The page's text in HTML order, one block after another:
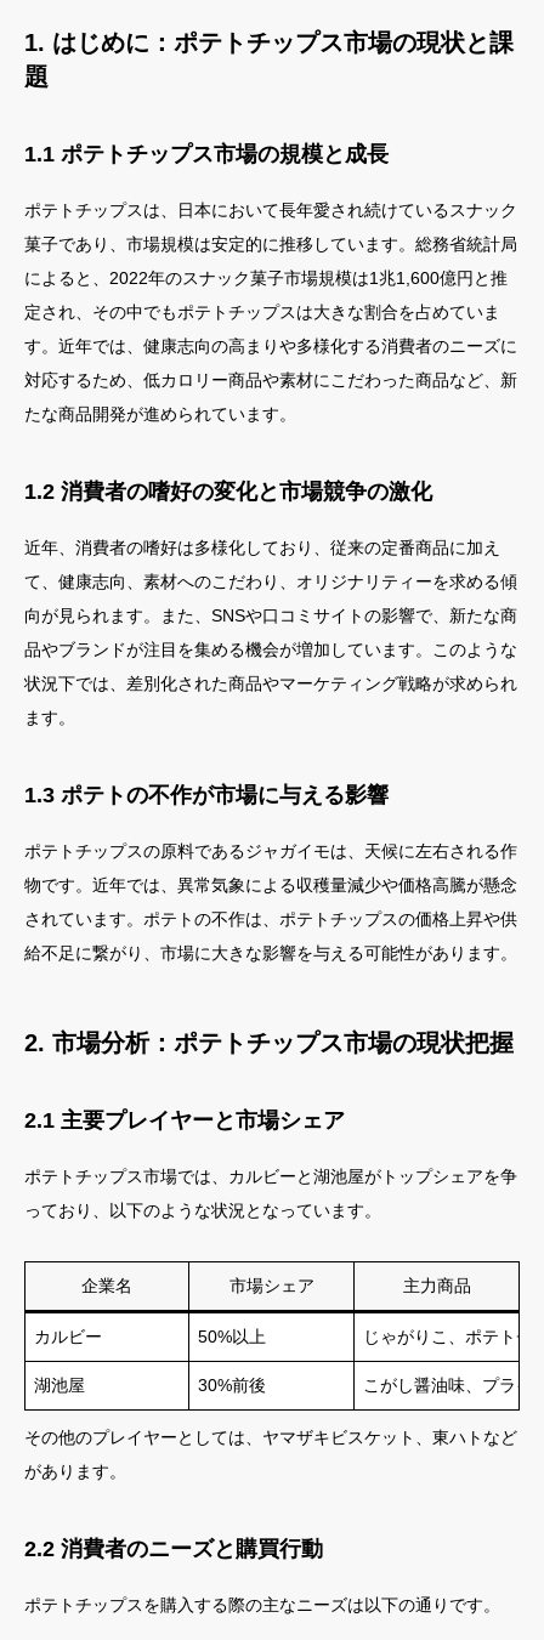
1. はじめに：ポテトチップス市場の現状と課
題
1.1 ポテトチップス市場の規模と成長
ポテトチップスは、日本において長年愛され続けているスナック
菓子であり、市場規模は安定的に推移しています。総務省統計局
によると、2022年のスナック菓子市場規模は1兆1,600億円と推
定され、その中でもポテトチップスは大きな割合を占めていま
す。近年では、健康志向の高まりや多様化する消費者のニーズに
対応するため、低カロリー商品や素材にこだわった商品など、新
たな商品開発が進められています。
1.2 消費者の嗜好の変化と市場競争の激化
近年、消費者の嗜好は多様化しており、従来の定番商品に加え
て、健康志向、素材へのこだわり、オリジナリティーを求める傾
向が見られます。また、SNSや口コミサイトの影響で、新たな商
品やブランドが注目を集める機会が増加しています。このような
状況下では、差別化された商品やマーケティング戦略が求められ
ます。
1.3 ポテトの不作が市場に与える影響
ポテトチップスの原料であるジャガイモは、天候に左右される作
物です。近年では、異常気象による収穫量減少や価格高騰が懸念
されています。ポテトの不作は、ポテトチップスの価格上昇や供
給不足に繋がり、市場に大きな影響を与える可能性があります。
2. 市場分析：ポテトチップス市場の現状把握
2.1 主要プレイヤーと市場シェア
ポテトチップス市場では、カルビーと湖池屋がトップシェアを争
っており、以下のような状況となっています。
企業名 市場シェア 主力商品
カルビー 50%以上 じゃがりこ、ポテトチ
湖池屋 30%前後 こがし醤油味、プライ
その他のプレイヤーとしては、ヤマザキビスケット、東ハトなど
があります。
2.2 消費者のニーズと購買行動
ポテトチップスを購入する際の主なニーズは以下の通りです。